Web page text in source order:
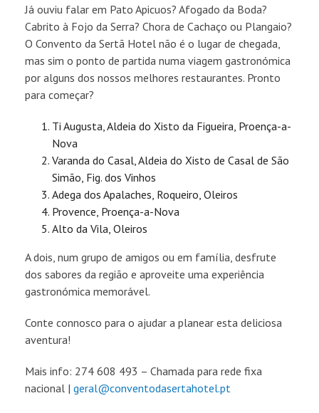
Já ouviu falar em Pato Apicuos? Afogado da Boda?
Cabrito à Fojo da Serra? Chora de Cachaço ou Plangaio?
O Convento da Sertã Hotel não é o lugar de chegada,
mas sim o ponto de partida numa viagem gastronómica
por alguns dos nossos melhores restaurantes. Pronto
para começar?
Ti Augusta, Aldeia do Xisto da Figueira, Proença-a-
Nova
Varanda do Casal, Aldeia do Xisto de Casal de São
Simão, Fig. dos Vinhos
Adega dos Apalaches, Roqueiro, Oleiros
Provence, Proença-a-Nova
Alto da Vila, Oleiros
A dois, num grupo de amigos ou em família, desfrute
dos sabores da região e aproveite uma experiência
gastronómica memorável.
Conte connosco para o ajudar a planear esta deliciosa
aventura!
Mais info: 274 608 493 – Chamada para rede fixa
nacional | geral@conventodasertahotel.pt